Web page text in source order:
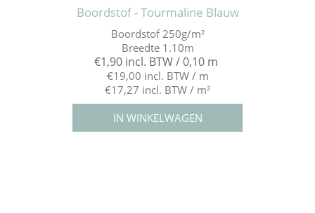
Boordstof - Tourmaline Blauw
Boordstof 250g/m²
Breedte 1.10m
€1,90 incl. BTW / 0,10 m
€19,00 incl. BTW / m
€17,27 incl. BTW / m²